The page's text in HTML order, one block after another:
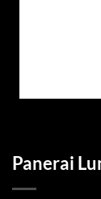
Panerai